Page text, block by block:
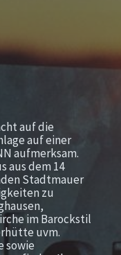
auf die
auf einer
aufmerksam.
aus dem 14
Stadtmauer
zu
im Barockstil
uvm.
sowie